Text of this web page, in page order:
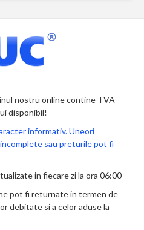
nostru online contine TVA
disponibil!
informativ. Uneori
sau preturile pot fi
in fiecare zi la ora 06:00
pot fi returnate in termen de
debitate si a celor aduse la